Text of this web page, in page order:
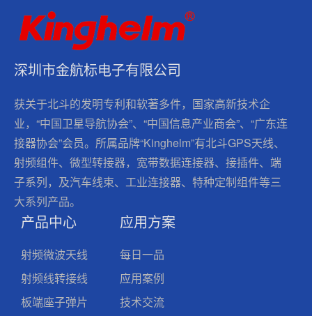
深圳市金航标电子有限公司
获关于北斗的发明专利和软著多件，国家高新技术企
业，“中国卫星导航协会”、“中国信息产业商会”、“广东连
接器协会”会员。所属品牌“Kinghelm”有北斗GPS天线、
射频组件、微型转接器，宽带数据连接器、接插件、端
子系列，及汽车线束、工业连接器、特种定制组件等三
大系列产品。
产品中心
射频微波天线
射频线转接线
板端座子弹片
应用方案
每日一品
应用案例
技术交流